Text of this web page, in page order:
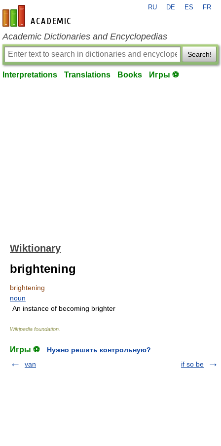
en-academic.com
RU DE ES FR
Academic Dictionaries and Encyclopedias
Search!
Interpretations Translations Books Игры ⚽
Wiktionary
brightening
brightening
noun
An instance of becoming brighter
Wikipedia foundation
Игры ⚽
Нужно решить контрольную?
van
if so be